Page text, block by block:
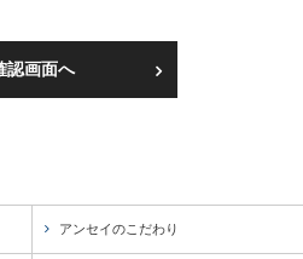
認画面へ
アンセイのこだわり